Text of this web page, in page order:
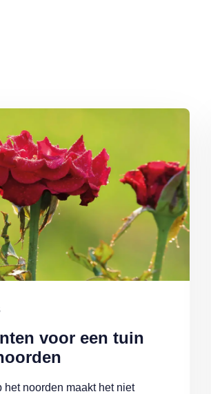
voor een tuin
het noorden maakt het niet
voor een tuin op het noorden